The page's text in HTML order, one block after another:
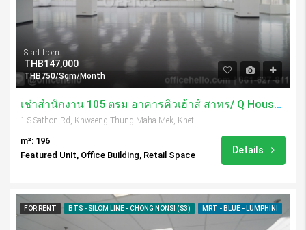
Start from
THB147,000
THB750/Sqm/Month
เช่าสำนักงาน 105 ตรม อาคารคิวเฮ้าส์ สาทร/ Q House Sathorn
m²: 196
Featured Unit, Office Building, Retail Space
Details
FOR RENT BTS - SILOM LINE - CHONG NONSI (S3) MRT - BLUE - LUMPHINI